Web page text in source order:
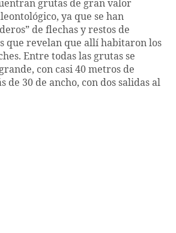
grutas de gran valor
ya que se han
de flechas y restos de
que revelan que allí habitaron los
Entre todas las grutas se
con casi 40 metros de
de 30 de ancho, con dos salidas al